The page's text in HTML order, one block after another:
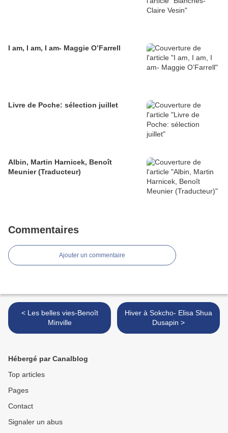
I am, I am, I am- Maggie O’Farrell
Livre de Poche: sélection juillet
Albin, Martin Harnicek, Benoît
Meunier (Traducteur)
Commentaires
Ajouter un commentaire
< Les belles vies-Benoît
Minville
Hiver à Sokcho- Elisa Shua
Dusapin >
Hébergé par Canalblog
Top articles
Pages
Contact
Signaler un abus